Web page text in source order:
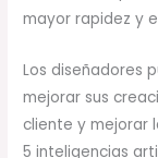
mayor rapidez y
Los diseñadores
mejorar sus
cliente y mejorar
5 inteligencias